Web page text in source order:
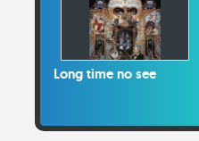
Long time no see